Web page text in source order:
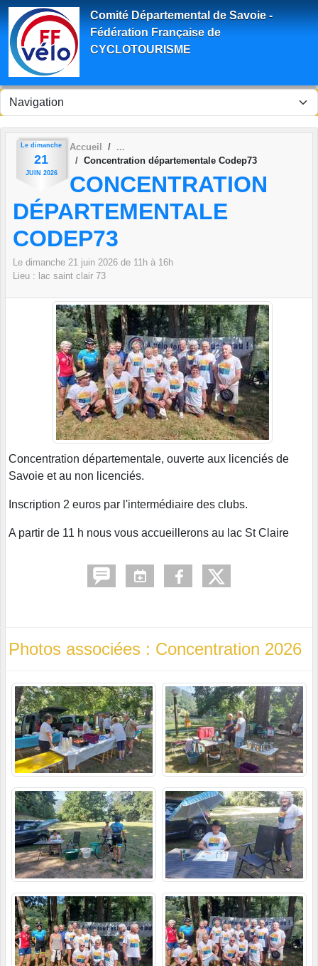
Comité Départemental de Savoie -
Fédération Française de
CYCLOTOURISME
Le dimanche
21
JUIN 2026
Accueil
Concentration départementale Codep73
CONCENTRATION
DÉPARTEMENTALE
CODEP73
Le dimanche 21 juin 2026 de 11h à 16h
Lieu : lac saint clair 73
Concentration départementale, ouverte aux licenciés de
Savoie et au non licenciés.
Inscription 2 euros par l'intermédiaire des clubs.
A partir de 11 h nous vous accueillerons au lac St Claire
Photos associées : Concentration 2026
Panneau de gestion des cookies